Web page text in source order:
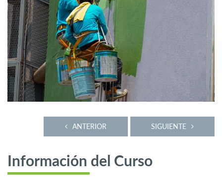
SIGUIENTE
ANTERIOR
Información del Curso